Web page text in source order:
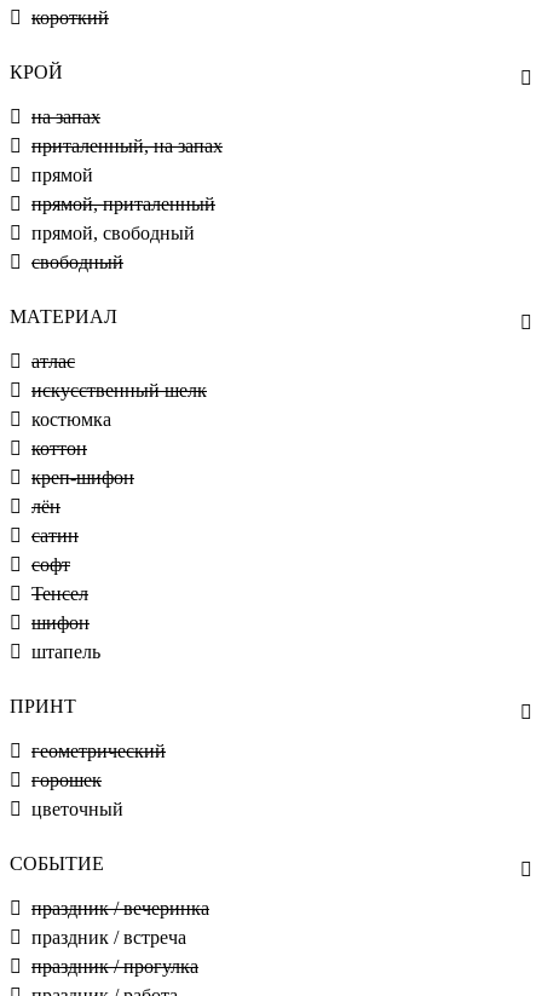
короткий
КРОЙ
на запах
приталенный, на запах
прямой
прямой, приталенный
прямой, свободный
свободный
МАТЕРИАЛ
атлас
искусственный шелк
костюмка
коттон
креп-шифон
лён
сатин
софт
Тенсел
шифон
штапель
ПРИНТ
геометрический
горошек
цветочный
СОБЫТИЕ
праздник / вечеринка
праздник / встреча
праздник / прогулка